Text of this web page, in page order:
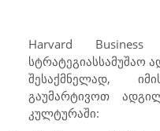
Harvard
სტრატეგიასსამუშაო
შესაქმნელად,
გაუმარტივოთ
კულტურაში: